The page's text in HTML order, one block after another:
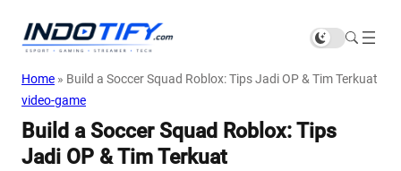
Home » Build a Soccer Squad Roblox: Tips Jadi OP & Tim Terkuat
video-game
Build a Soccer Squad Roblox: Tips
Jadi OP & Tim Terkuat